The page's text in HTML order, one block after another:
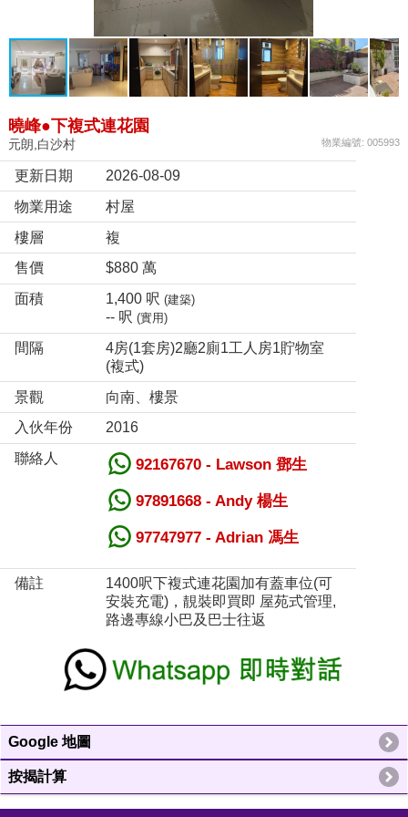
曉峰●下複式連花園
元朗,白沙村 物業編號: 005993
更新日期
2026-08-09
物業用途
村屋
樓層
複
售價
$880 萬
面積
1,400 呎 (建築)
-- 呎 (實用)
間隔
4房(1套房)2廳2廁1工人房1貯物室
(複式)
景觀
向南、樓景
入伙年份
2016
聯絡人
92167670 - Lawson 鄧生
97891668 - Andy 楊生
97747977 - Adrian 馮生
備註
1400呎下複式連花園加有蓋車位(可
安裝充電)，靚裝即買即 屋苑式管理,
路邊專線小巴及巴士往返
Google 地圖
按揭計算